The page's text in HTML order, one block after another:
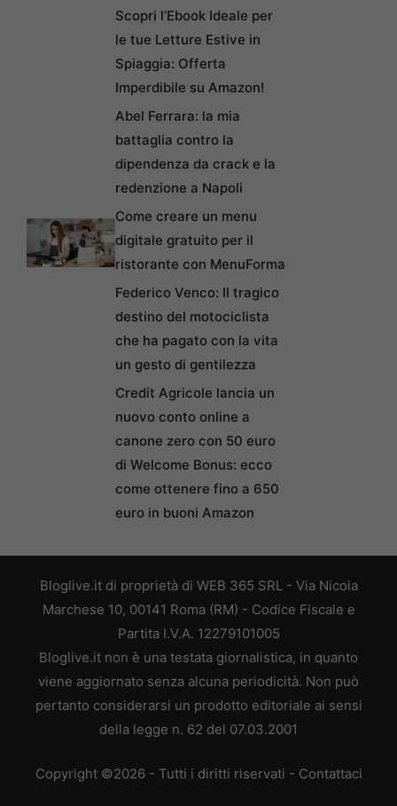
Scopri l’Ebook Ideale per
le tue Letture Estive in
Spiaggia: Offerta
Imperdibile su Amazon!
Abel Ferrara: la mia
battaglia contro la
dipendenza da crack e la
redenzione a Napoli
Come creare un menu
digitale gratuito per il
ristorante con MenuForma
Federico Venco: Il tragico
destino del motociclista
che ha pagato con la vita
un gesto di gentilezza
Credit Agricole lancia un
nuovo conto online a
canone zero con 50 euro
di Welcome Bonus: ecco
come ottenere fino a 650
euro in buoni Amazon
Bloglive.it di proprietà di WEB 365 SRL - Via Nicola
Marchese 10, 00141 Roma (RM) - Codice Fiscale e
Partita I.V.A. 12279101005
Bloglive.it non è una testata giornalistica, in quanto
viene aggiornato senza alcuna periodicità. Non può
pertanto considerarsi un prodotto editoriale ai sensi
della legge n. 62 del 07.03.2001
Copyright ©2026 - Tutti i diritti riservati - Contattaci